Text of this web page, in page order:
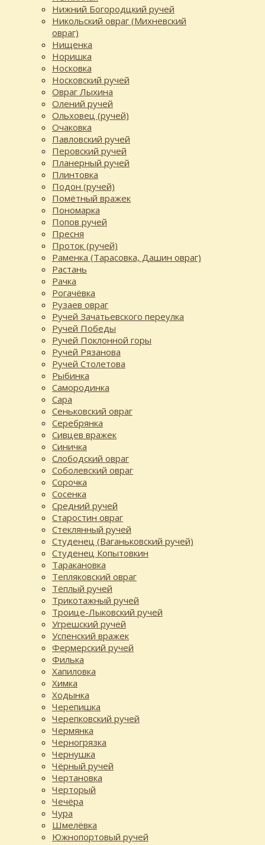
Нижний Богородцкий ручей
Никольский овраг (Михневский
овраг)
Нищенка
Норишка
Носковка
Носковский ручей
Овраг Лыхина
Олений ручей
Ольховец (ручей)
Очаковка
Павловский ручей
Перовский ручей
Планерный ручей
Плинтовка
Подон (ручей)
Помётный вражек
Пономарка
Попов ручей
Пресня
Проток (ручей)
Раменка (Тарасовка, Дашин овраг)
Растань
Рачка
Рогачёвка
Рузаев овраг
Ручей Зачатьевского переулка
Ручей Победы
Ручей Поклонной горы
Ручей Рязанова
Ручей Столетова
Рыбинка
Самородинка
Сара
Сеньковский овраг
Серебрянка
Сивцев вражек
Синичка
Слободский овраг
Соболевский овраг
Сорочка
Сосенка
Средний ручей
Старостин овраг
Стеклянный ручей
Студенец (Ваганьковский ручей)
Студенец Копытовкин
Таракановка
Тепляковский овраг
Тёплый ручей
Трикотажный ручей
Троице-Лыковский ручей
Угрешский ручей
Успенский вражек
Фермерский ручей
Филька
Хапиловка
Химка
Ходынка
Черепишка
Черепковский ручей
Чермянка
Черногрязка
Чернушка
Чёрный ручей
Чертановка
Черторый
Чечёра
Чура
Шмелёвка
Южнопортовый ручей